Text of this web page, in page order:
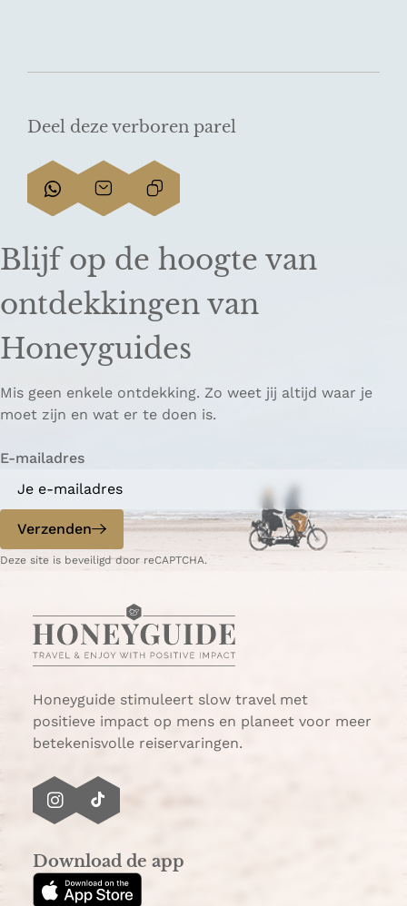
Deel deze verboren parel
D
e
l
e
e
a
g
n
p
W
h
t
s
A
p
D
e
l
e
e
p
a
g
p
e
-
a
l
L
i
k
o
i
r
e
Blijf op de hoogte van
ontdekkingen van
Honeyguides
Mis geen enkele ontdekking. Zo weet jij altijd waar je
moet zijn en wat er te doen is.
E-mailadres
Verzenden
Deze site is beveiligd door reCAPTCHA.
Honeyguide stimuleert slow travel met
positieve impact op mens en planeet voor meer
betekenisvolle reiservaringen.
I
t
a
T
T
o
Download de app